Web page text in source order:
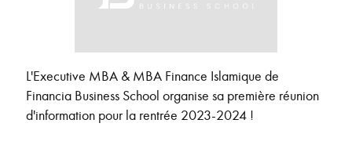
L'Executive MBA & MBA Finance Islamique de
Financia Business School organise sa première réunion
d'information pour la rentrée 2023-2024 !